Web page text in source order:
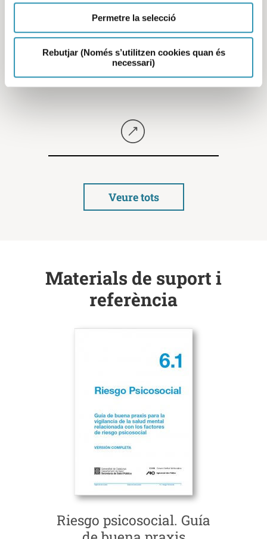
Permetre la selecció
Rebutjar (Només s’utilitzen cookies quan és
necessari)
Indicadors de salut i
treball de Barcelona 2021
Veure tots
Materials de suport i
referència
Riesgo psicosocial. Guía